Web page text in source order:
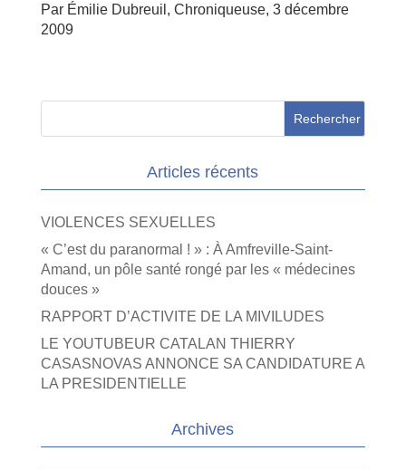
Par Émilie Dubreuil, Chroniqueuse, 3 décembre
2009
Articles récents
VIOLENCES SEXUELLES
« C’est du paranormal ! » : À Amfreville-Saint-
Amand, un pôle santé rongé par les « médecines
douces »
RAPPORT D’ACTIVITE DE LA MIVILUDES
LE YOUTUBEUR CATALAN THIERRY
CASASNOVAS ANNONCE SA CANDIDATURE A
LA PRESIDENTIELLE
Archives